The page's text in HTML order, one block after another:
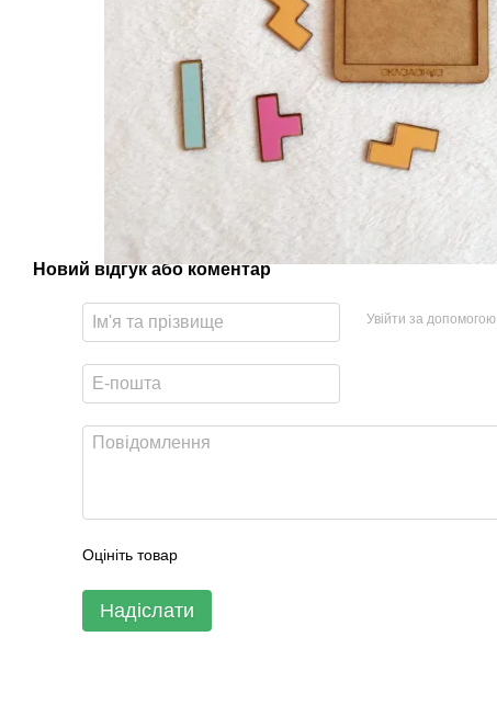
Новий відгук або коментар
Увійти за допомогою
Оцініть товар
Надіслати